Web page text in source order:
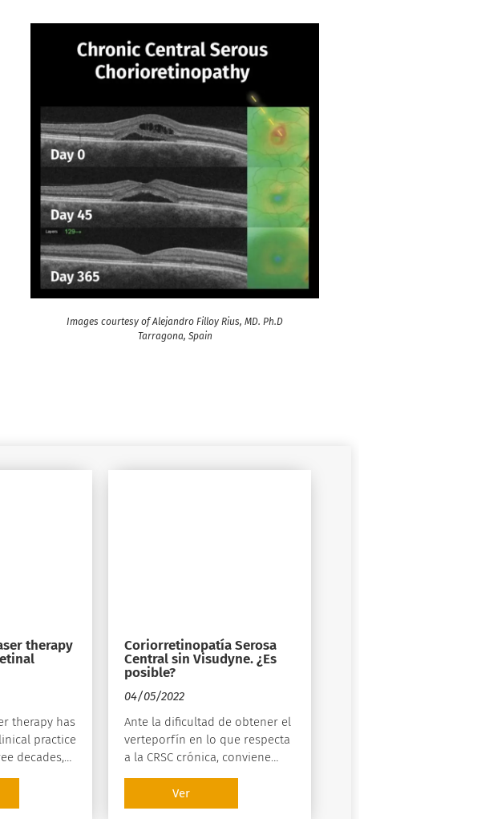
Images courtesy of Alejandro Filloy Rius, MD. Ph.D
Tarragona, Spain
therapy
therapy has
practice
decades,
has
safety in
Coriorretinopatía Serosa
Central sin Visudyne. ¿Es
posible?
04/05/2022
Ante la dificultad de obtener el
verteporfín en lo que respecta
a la CRSC crónica, conviene
LSU dada su eficacia
equiparable y ventajas
Ver